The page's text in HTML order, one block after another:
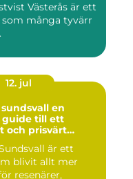
Västerås är ett
som många tyvärr
12. jul
en
guide till ett
och prisvärt
är ett
blivit allt mer
resenärer,